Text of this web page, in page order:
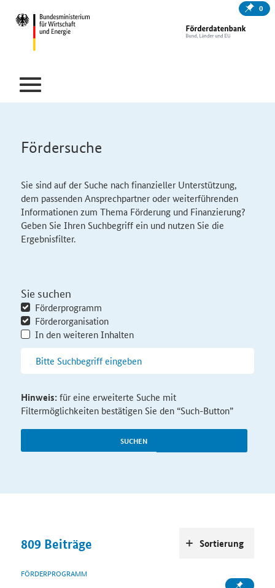
0
Fördersuche
Sie sind auf der Suche nach finanzieller Unterstützung,
dem passenden Ansprechpartner oder weiterführenden
Informationen zum Thema Förderung und Finanzierung?
Geben Sie Ihren Suchbegriff ein und nutzen Sie die
Ergebnisfilter.
Sie suchen
Förderprogramm
Förderorganisation
In den weiteren Inhalten
SUCHEN
Hinweis:für eine erweiterte Suche mit
Filtermöglichkeiten bestätigen Sie den “Such-Button”
809 Beiträge
FÖRDERPROGRAMM
Sortierung